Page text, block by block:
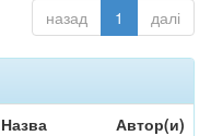
назад 1 далі
Назва Автор(и)